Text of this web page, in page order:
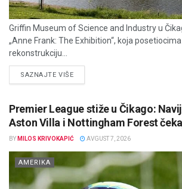
Griffin Museum of Science and Industry u
„Anne Frank: The Exhibition“, koja
rekonstrukciju...
SAZNAJTE VIŠEDETAILS
Premier League stiže u Čikago:
Aston Villa i Nottingham Forest
BY MILOS KRIVOKAPIĆ AVGUST 7, 2026
AMERIKA